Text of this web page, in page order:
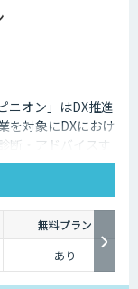
ニオン」はDX推進
を対象にDXにおけ
断・アドバイスす
無料プラン
あり